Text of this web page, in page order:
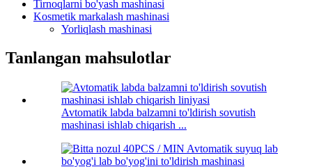
Tirnoqlarni bo'yash mashinasi
Kosmetik markalash mashinasi
Yorliqlash mashinasi
Tanlangan mahsulotlar
Avtomatik labda balzamni to'ldirish sovutish
mashinasi ishlab chiqarish ...